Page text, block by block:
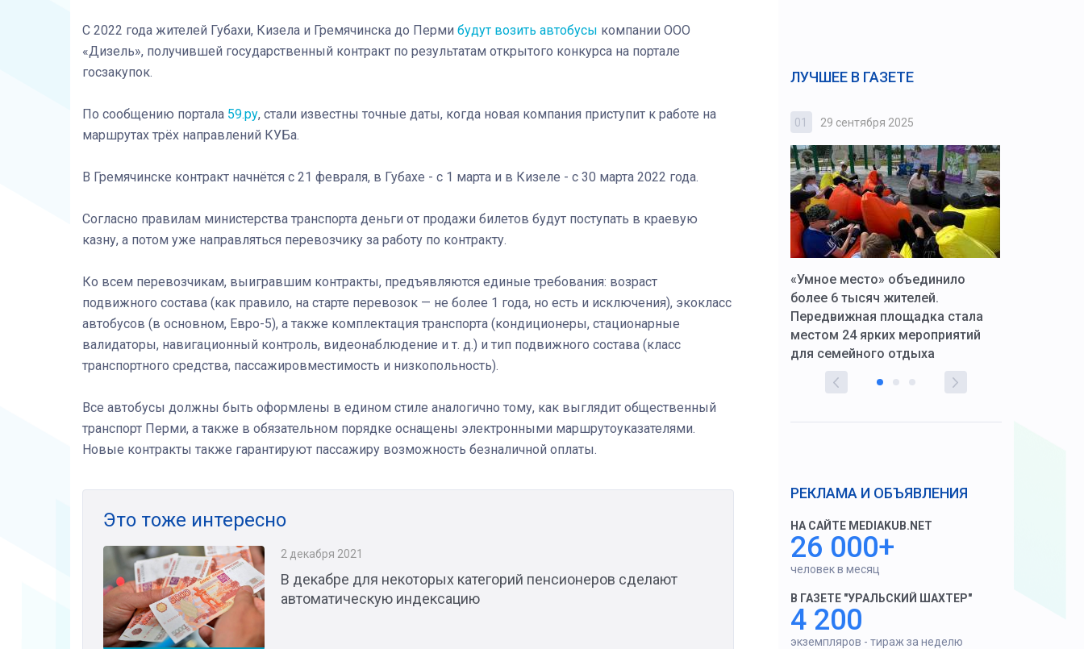
С 2022 года жителей Губахи, Кизела и Гремячинска до Перми будут возить автобусы компании ООО
«Дизель», получившей государственный контракт по результатам открытого конкурса на портале
госзакупок.
По сообщению портала 59.ру, стали известны точные даты, когда новая компания приступит к работе на
маршрутах трёх направлений КУБа.
В Гремячинске контракт начнётся с 21 февраля, в Губахе - с 1 марта и в Кизеле - с 30 марта 2022 года.
Согласно правилам министерства транспорта деньги от продажи билетов будут поступать в краевую
казну, а потом уже направляться перевозчику за работу по контракту.
Ко всем перевозчикам, выигравшим контракты, предъявляются единые требования: возраст
подвижного состава (как правило, на старте перевозок — не более 1 года, но есть и исключения), экокласс
автобусов (в основном, Евро-5), а также комплектация транспорта (кондиционеры, стационарные
валидаторы, навигационный контроль, видеонаблюдение и т. д.) и тип подвижного состава (класс
транспортного средства, пассажировместимость и низкопольность).
Все автобусы должны быть оформлены в едином стиле аналогично тому, как выглядит общественный
транспорт Перми, а также в обязательном порядке оснащены электронными маршрутоуказателями.
Новые контракты также гарантируют пассажиру возможность безналичной оплаты.
Это тоже интересно
2 декабря 2021
В декабре для некоторых категорий пенсионеров сделают
автоматическую индексацию
ЛУЧШЕЕ В ГАЗЕТЕ
03 4 октября 2025
Штурмовик огня. Казак Алексей
Коробов после возвращения со
реальностью свою детскую
мечту
01 29 сентября 2025
«Умное место» объединило
более 6 тысяч жителей.
Передвижная площадка стала
местом 24 ярких мероприятий
для семейного отдыха
РЕКЛАМА И ОБЪЯВЛЕНИЯ
НА САЙТЕ MEDIAKUB.NET
26 000+
человек в месяц
В ГАЗЕТЕ "УРАЛЬСКИЙ ШАХТЕР"
4 200
экземпляров - тираж за неделю